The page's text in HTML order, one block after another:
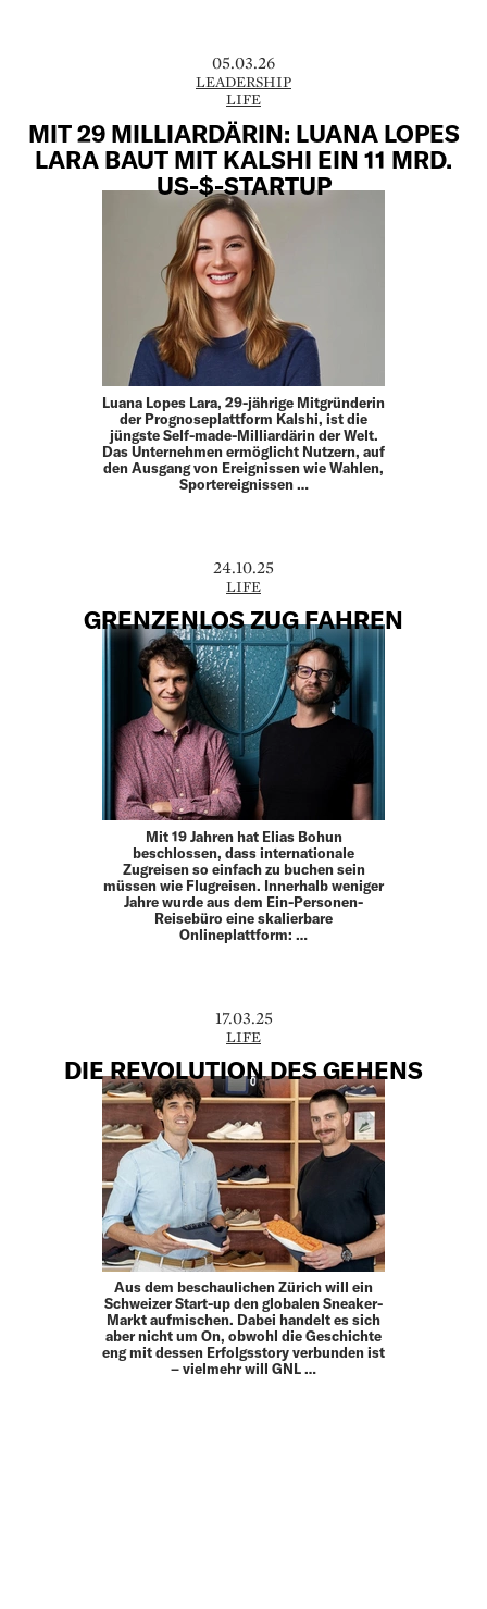
05.03.26
LEADERSHIP
LIFE
MIT 29 MILLIARDÄRIN: LUANA LOPES
LARA BAUT MIT KALSHI EIN 11 MRD.
US-$-STARTUP
Luana Lopes Lara, 29-jährige Mitgründerin
der Prognoseplattform Kalshi, ist die
jüngste Self-made-Milliardärin der Welt.
Das Unternehmen ermöglicht Nutzern, auf
den Ausgang von Ereignissen wie Wahlen,
Sportereignissen …
24.10.25
LIFE
GRENZENLOS ZUG FAHREN
Mit 19 Jahren hat Elias Bohun
beschlossen, dass internationale
Zugreisen so einfach zu buchen sein
müssen wie Flugreisen. Innerhalb weniger
Jahre wurde aus dem Ein-Personen-
Reisebüro eine skalierbare
Onlineplattform: …
17.03.25
LIFE
DIE REVOLUTION DES GEHENS
Aus dem beschaulichen Zürich will ein
Schweizer Start-up den globalen Sneaker-
Markt aufmischen. Dabei handelt es sich
aber nicht um On, obwohl die Geschichte
eng mit dessen Erfolgsstory verbunden ist
– vielmehr will GNL …